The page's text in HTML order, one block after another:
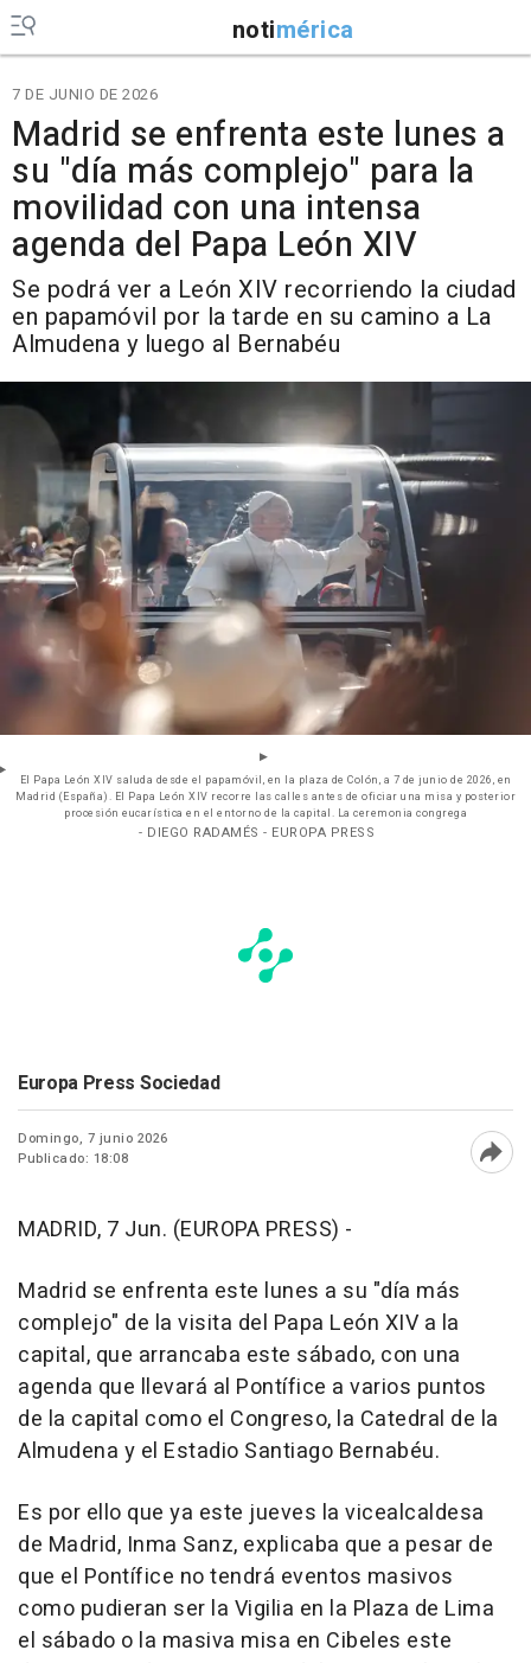
notimérica
7 DE JUNIO DE 2026
Madrid se enfrenta este lunes a
su "día más complejo" para la
movilidad con una intensa
agenda del Papa León XIV
Se podrá ver a León XIV recorriendo la ciudad
en papamóvil por la tarde en su camino a La
Almudena y luego al Bernabéu
El Papa León XIV saluda desde el papamóvil, en la plaza de Colón, a 7 de junio de 2026, en
Madrid (España). El Papa León XIV recorre las calles antes de oficiar una misa y posterior
procesión eucarística en el entorno de la capital. La ceremonia congrega
- DIEGO RADAMÉS - EUROPA PRESS
Europa Press Sociedad
Domingo, 7 junio 2026
Publicado: 18:08
MADRID, 7 Jun. (EUROPA PRESS) -
Madrid se enfrenta este lunes a su "día más
complejo" de la visita del Papa León XIV a la
capital, que arrancaba este sábado, con una
agenda que llevará al Pontífice a varios puntos
de la capital como el Congreso, la Catedral de la
Almudena y el Estadio Santiago Bernabéu.
Es por ello que ya este jueves la vicealcaldesa
de Madrid, Inma Sanz, explicaba que a pesar de
que el Pontífice no tendrá eventos masivos
como pudieran ser la Vigilia en la Plaza de Lima
el sábado o la masiva misa en Cibeles este